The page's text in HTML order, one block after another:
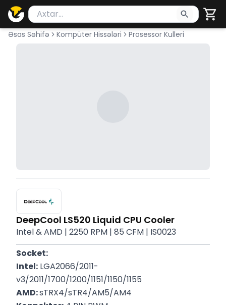
Məhsul axtar
Axtarış üçün ən azı 2 simvol yazın. Göndərmək
Əsas Səhifə Kompüter Hissələri Prosessor Kulleri
DeepCool LS520 Liquid CPU Cooler
Intel & AMD | 2250 RPM | 85 CFM | IS0023
Socket:
Intel: LGA2066/2011-
v3/2011/1700/1200/1151/1150/1155
AMD: sTRX4/sTR4/AM5/AM4